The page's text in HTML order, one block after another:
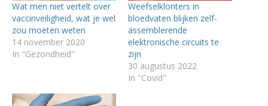
Wat men niet vertelt over
vaccinveiligheid, wat je wel
zou moeten weten
14 november 2020
In "Gezondheid"
Weefselklonters in
bloedvaten blijken zelf-
assemblerende
elektronische circuits te
zijn
30 augustus 2022
In "Covid"